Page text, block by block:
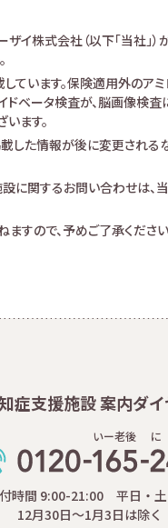
イ株式会社（以下「当社」
います。保険適用外のア
ベータ検査が、脳画像検査
ます。
した情報が後に変更される
に関するお問い合わせは、
すので、予めご了承ください
症支援施設 案内ダ
いー老後 に
時間 9:00-21:00 平日・
12月30日～1月3日は除く